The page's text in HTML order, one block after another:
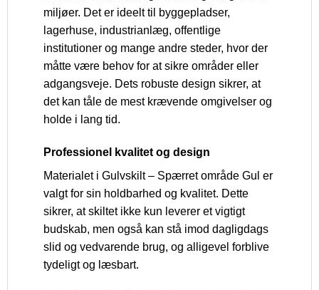
miljøer. Det er ideelt til byggepladser,
lagerhuse, industrianlæg, offentlige
institutioner og mange andre steder, hvor der
måtte være behov for at sikre områder eller
adgangsveje. Dets robuste design sikrer, at
det kan tåle de mest krævende omgivelser og
holde i lang tid.
Professionel kvalitet og design
Materialet i Gulvskilt – Spærret område Gul er
valgt for sin holdbarhed og kvalitet. Dette
sikrer, at skiltet ikke kun leverer et vigtigt
budskab, men også kan stå imod dagligdags
slid og vedvarende brug, og alligevel forblive
tydeligt og læsbart.